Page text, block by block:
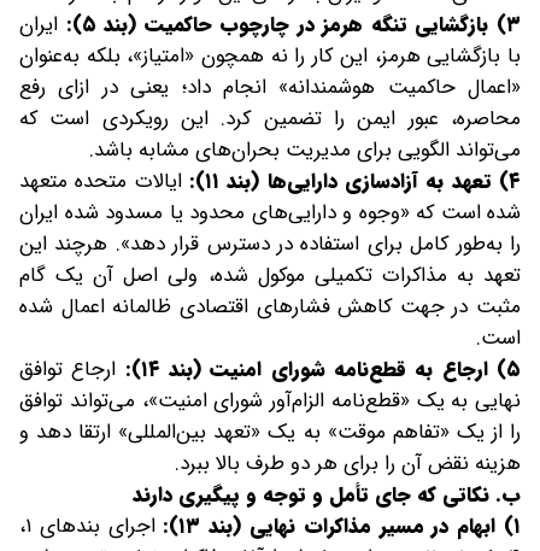
۳) بازگشایی تنگه هرمز در چارچوب حاکمیت (بند ۵):
ایران
با بازگشایی هرمز، این کار را نه همچون «امتیاز»، بلکه به‌عنوان
«اعمال حاکمیت هوشمندانه» انجام داد؛ یعنی در ازای رفع
محاصره، عبور ایمن را تضمین کرد. این رویکردی است که
می‌تواند الگویی برای مدیریت بحران‌های مشابه باشد.
۴) تعهد به آزادسازی دارایی‌ها (بند ۱۱):
ایالات متحده متعهد
شده است که «وجوه و دارایی‌های محدود یا مسدود شده ایران
را به‌طور کامل برای استفاده در دسترس قرار دهد». هرچند این
تعهد به مذاکرات تکمیلی موکول شده، ولی اصل آن یک گام
مثبت در جهت کاهش فشارهای اقتصادی ظالمانه اعمال شده
است.
۵) ارجاع به قطع‌نامه شورای امنیت (بند ۱۴):
ارجاع توافق
نهایی به یک «قطع‌نامه الزام‌آور شورای امنیت»، می‌تواند توافق
را از یک «تفاهم موقت» به یک «تعهد بین‌المللی» ارتقا دهد و
هزینه نقض آن را برای هر دو طرف بالا ببرد.
ب. نکاتی که جای تأمل و توجه و پیگیری دارند
۱) ابهام در مسیر مذاکرات نهایی (بند ۱۳):
اجرای بندهای ۱،